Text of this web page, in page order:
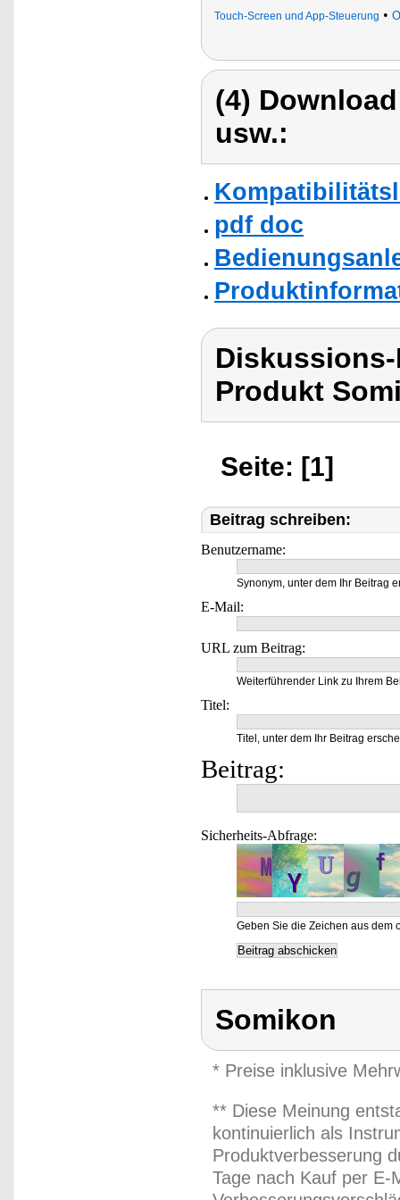
Touch-Screen und App-Steuerung •
(4)
usw.:
pdf doc
Produkt
Seite: [1]
Beitrag schreiben:
Benutzername:
Synonym, unter dem Ihr Beitrag
E-Mail:
URL zum Beitrag:
Weiterführender Link zu Ihrem
Titel:
Titel, unter dem Ihr Beitrag
Beitrag:
Sicherheits-Abfrage:
Geben Sie die Zeichen aus dem
Somikon
* Preise inklusive
** Diese Meinung
kontinuierlich als
Produktverbesserung
Tage nach Kauf per E-